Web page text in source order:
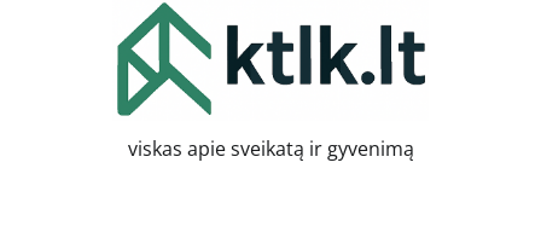
viskas apie sveikatą ir gyvenimą